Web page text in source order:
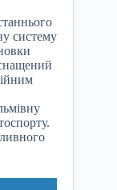
систему